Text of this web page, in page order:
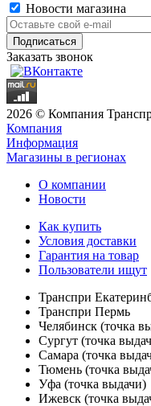
Новости магазина
Заказать звонок
2026 © Компания
Компания
Информация
Магазины в регионах
О компании
Новости
Как купить
Условия доставки
Гарантия на товар
Пользователи ищут
Транспри
Транспри Пермь
Челябинск (точка
Сургут (точка
Самара (точка
Тюмень (точка
Уфа (точка выдачи)
Ижевск (точка